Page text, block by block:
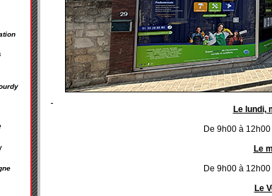
Le lundi,
De 9h00 à
Le
De 9h00 à
Le